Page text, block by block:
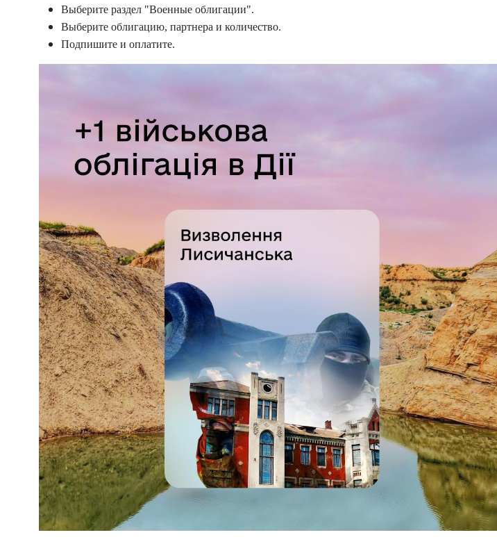
Выберите раздел "Военные облигации".
Выберите облигацию, партнера и количество.
Подпишите и оплатите.